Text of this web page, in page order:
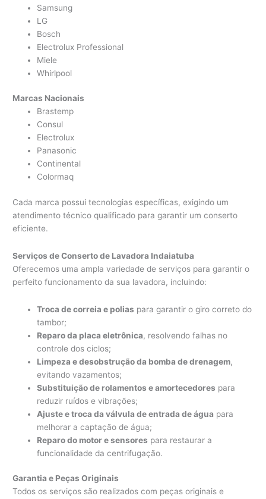
Samsung
LG
Bosch
Electrolux Professional
Miele
Whirlpool
Marcas Nacionais
Brastemp
Consul
Electrolux
Panasonic
Continental
Colormaq
Cada marca possui tecnologias específicas, exigindo um
atendimento técnico qualificado para garantir um conserto
eficiente.
Serviços de Conserto de Lavadora Indaiatuba
Oferecemos uma ampla variedade de serviços para garantir o
perfeito funcionamento da sua lavadora, incluindo:
Troca de correia e polias para garantir o giro correto do
tambor;
Reparo da placa eletrônica, resolvendo falhas no
controle dos ciclos;
Limpeza e desobstrução da bomba de drenagem,
evitando vazamentos;
Substituição de rolamentos e amortecedores para
reduzir ruídos e vibrações;
Ajuste e troca da válvula de entrada de água para
melhorar a captação de água;
Reparo do motor e sensores para restaurar a
funcionalidade da centrifugação.
Garantia e Peças Originais
Todos os serviços são realizados com peças originais e